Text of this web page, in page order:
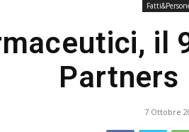
il
Partners
7 Ottobre